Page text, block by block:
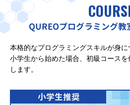
QUREOプログラミング
本格的なプログラミングスキルが身に
小学生から始めた場合、初級コース
します。
小学生推奨